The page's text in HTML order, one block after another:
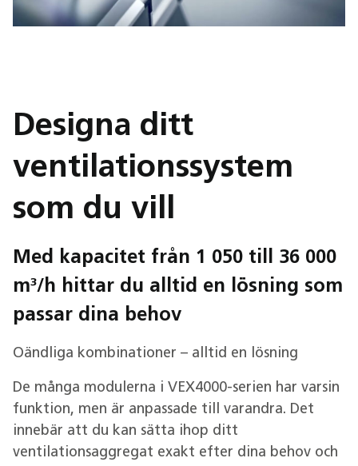
Designa ditt
ventilationssystem
som du vill
Med kapacitet från 1 050 till 36 000
m³/h hittar du alltid en lösning som
passar dina behov
Oändliga kombinationer – alltid en lösning
De många modulerna i VEX4000-serien har varsin
funktion, men är anpassade till varandra. Det
innebär att du kan sätta ihop ditt
ventilationsaggregat exakt efter dina behov och